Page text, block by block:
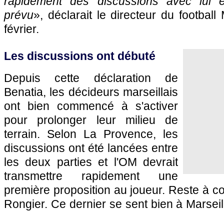
prévu», déclarait le directeur du football
février.
Les discussions ont débuté
Depuis cette déclaration de
Benatia, les décideurs marseillais
ont bien commencé à s'activer
pour prolonger leur milieu de
terrain. Selon La Provence, les
discussions ont été lancées entre
les deux parties et l'OM devrait
transmettre rapidement une
première proposition au joueur. Reste à
Rongier. Ce dernier se sent bien à